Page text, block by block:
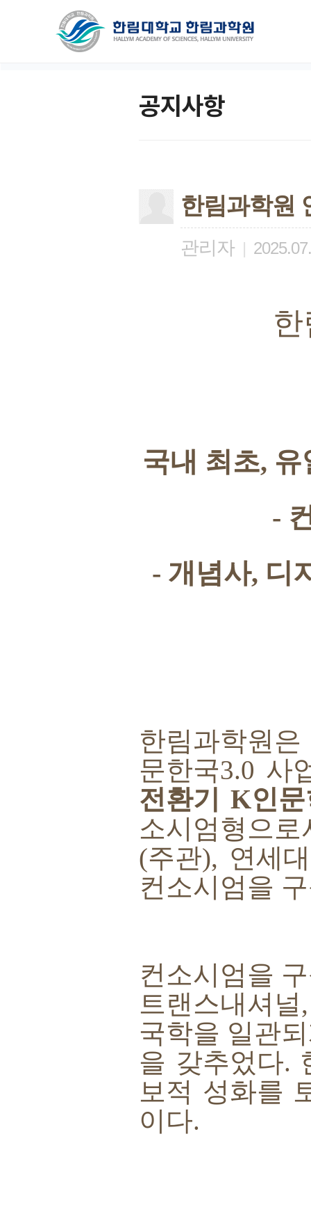
공지사항
한림과학원
관리자 |
국내 최초,
-
- 개념사, 디
한림과학원
문한국3.0 사
전환기 K인
소시엄형으
(주관), 연세
컨소시엄을
컨소시엄을
트랜스내셔널
국학을 일관
을 갖추었다.
보적 성화를
이다.